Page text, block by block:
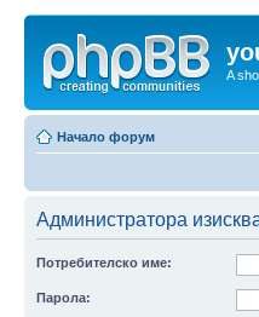
A
Начало форум
Администратора
Потребителско име:
Парола: